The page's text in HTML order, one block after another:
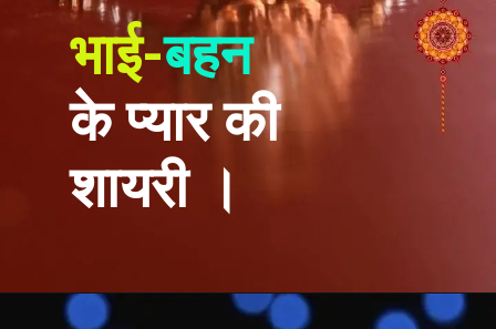
भाई-बहन
के प्यार की
शायरी ।